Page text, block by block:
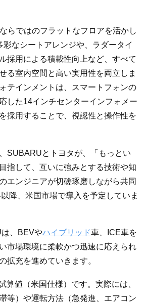
らではのフラットなフロアを活かし
彩なシートアレンジや、ラダータイ
採用による積載性向上など、すべて
る室内空間と高い実用性を両立しま
テインメントは、スマートフォンの
した14インチセンターインフォメー
採用することで、視認性と操作性を
SUBARUとトヨタが、「もっとい
指して、互いに強みとする技術や知
エンジニアが切磋琢磨しながら共同
降、米国市場で導入を予定していま
、BEVやハイブリッド車、ICE車を
市場環境に柔軟かつ迅速に応えられ
拡充を進めていきます。
算値（米国仕様）です。実際には、
等）や運転方法（急発進、エアコン